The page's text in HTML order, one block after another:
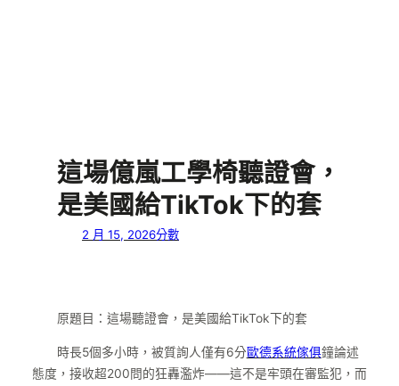
這場億嵐工學椅聽證會，
是美國給TikTok下的套
2 月 15, 2026分數
原題目：這場聽證會，是美國給TikTok下的套
時長5個多小時，被質詢人僅有6分歐德系統傢俱鐘論述
態度，接收超200問的狂轟濫炸——這不是牢頭在審監犯，而